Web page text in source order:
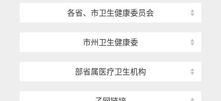
各省、市卫生健康委员会
市州卫生健康委
部省属医疗卫生机构